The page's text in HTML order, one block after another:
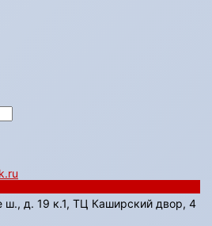
ш., д. 19 к.1, ТЦ Каширский двор, 4